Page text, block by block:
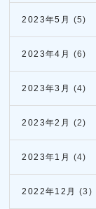
2023年5月 (5)
2023年4月 (6)
2023年3月 (4)
2023年2月 (2)
2023年1月 (4)
2022年12月 (3)